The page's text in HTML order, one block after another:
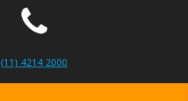
(11) 4214 2000